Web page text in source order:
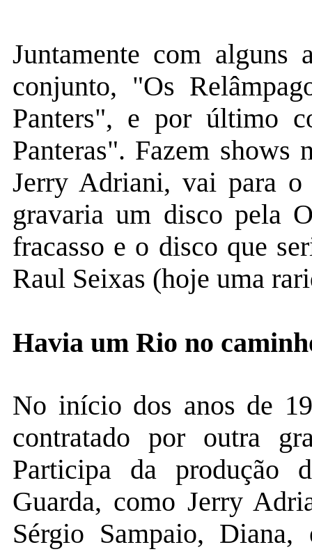
Juntamente com alguns
conjunto, "Os
Panters", e por último
Panteras". Fazem shows
Jerry Adriani, vai para
gravaria um disco pela
fracasso e o disco que
Raul Seixas (hoje uma
Havia um Rio no
No início dos anos de
contratado por outra
Participa da produção
Guarda, como Jerry
Sérgio Sampaio, Diana,